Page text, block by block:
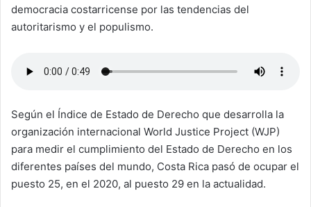
democracia costarricense por las tendencias del
autoritarismo y el populismo.
Según el Índice de Estado de Derecho que desarrolla la
organización internacional World Justice Project (WJP)
para medir el cumplimiento del Estado de Derecho en los
diferentes países del mundo, Costa Rica pasó de ocupar el
puesto 25, en el 2020, al puesto 29 en la actualidad.